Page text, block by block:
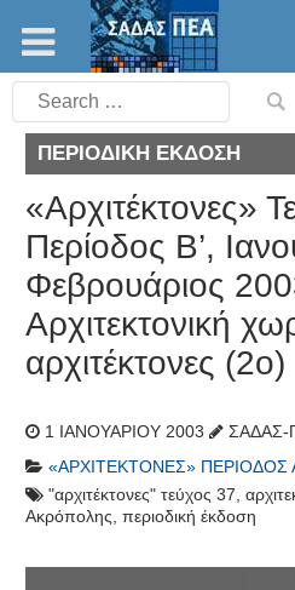
Search
for:
ΠΕΡΙΟΔΙΚΉ ΈΚΔΟΣΗ
«Αρχιτέκτονες»
Περίοδος Β’,
Φεβρουάριος
Αρχιτεκτονική
αρχιτέκτονες (2ο)
1 ΙΑΝΟΥΑΡΊΟΥ 2003
ΣΑΔΑΣ-
«ΑΡΧΙΤΈΚΤΟΝΕΣ» ΠΕΡΊΟΔΟΣ
"αρχιτέκτονες" τεύχος 37,
Ακρόπολης, περιοδική έκδοση